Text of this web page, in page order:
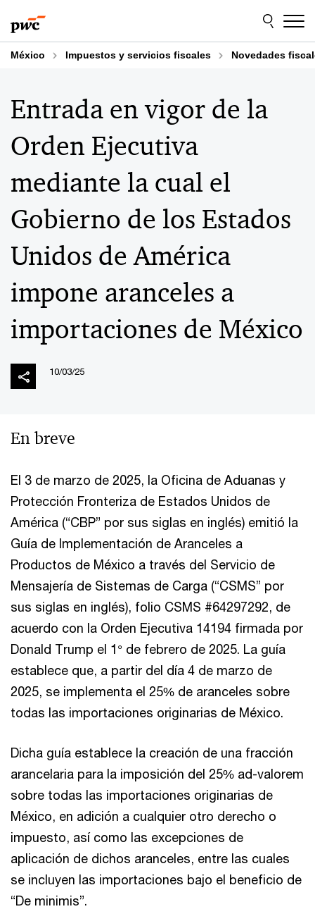
to
content
to
footer
México Impuestos y servicios fiscales Novedades
Entrada en vigor de la
Orden Ejecutiva
mediante la cual el
Gobierno de los Estados
Unidos de América
impone aranceles a
importaciones de México
10/03/25
En breve
El 3 de marzo de 2025, la Oficina de Aduanas y
Protección Fronteriza de Estados Unidos de
América (“CBP” por sus siglas en inglés) emitió la
Guía de Implementación de Aranceles a
Productos de México a través del Servicio de
Mensajería de Sistemas de Carga (“CSMS” por
sus siglas en inglés), folio CSMS #64297292, de
acuerdo con la Orden Ejecutiva 14194 firmada por
Donald Trump el 1° de febrero de 2025. La guía
establece que, a partir del día 4 de marzo de
2025, se implementa el 25% de aranceles sobre
todas las importaciones originarias de México.
Dicha guía establece la creación de una fracción
arancelaria para la imposición del 25% ad-valorem
sobre todas las importaciones originarias de
México, en adición a cualquier otro derecho o
impuesto, así como las excepciones de
aplicación de dichos aranceles, entre las cuales
se incluyen las importaciones bajo el beneficio de
“De minimis”.